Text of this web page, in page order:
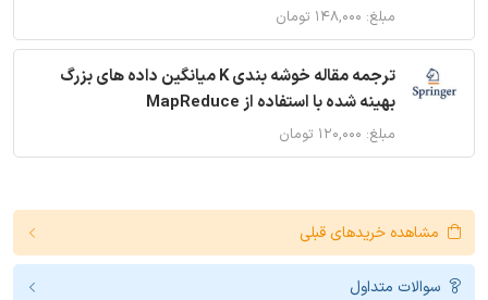
مبلغ: ۱۴۸,۰۰۰ تومان
ترجمه مقاله خوشه بندی K میانگین داده های بزرگ
بهینه شده با استفاده از MapReduce
مبلغ: ۱۲۰,۰۰۰ تومان
مشاهده خریدهای قبلی
سوالات متداول